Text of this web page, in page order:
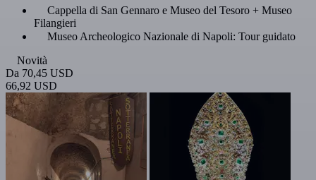
Cappella di San Gennaro e Museo del Tesoro + Museo
Filangieri
Museo Archeologico Nazionale di Napoli: Tour guidato
Novità
Da 70,45 USD
66,92 USD